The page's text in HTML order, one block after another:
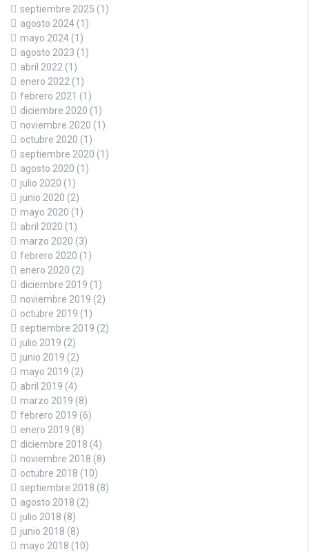
septiembre 2025 (1)
agosto 2024 (1)
mayo 2024 (1)
agosto 2023 (1)
abril 2022 (1)
enero 2022 (1)
febrero 2021 (1)
diciembre 2020 (1)
noviembre 2020 (1)
octubre 2020 (1)
septiembre 2020 (1)
agosto 2020 (1)
julio 2020 (1)
junio 2020 (2)
mayo 2020 (1)
abril 2020 (1)
marzo 2020 (3)
febrero 2020 (1)
enero 2020 (2)
diciembre 2019 (1)
noviembre 2019 (2)
octubre 2019 (1)
septiembre 2019 (2)
julio 2019 (2)
junio 2019 (2)
mayo 2019 (2)
abril 2019 (4)
marzo 2019 (8)
febrero 2019 (6)
enero 2019 (8)
diciembre 2018 (4)
noviembre 2018 (8)
octubre 2018 (10)
septiembre 2018 (8)
agosto 2018 (2)
julio 2018 (8)
junio 2018 (8)
mayo 2018 (10)